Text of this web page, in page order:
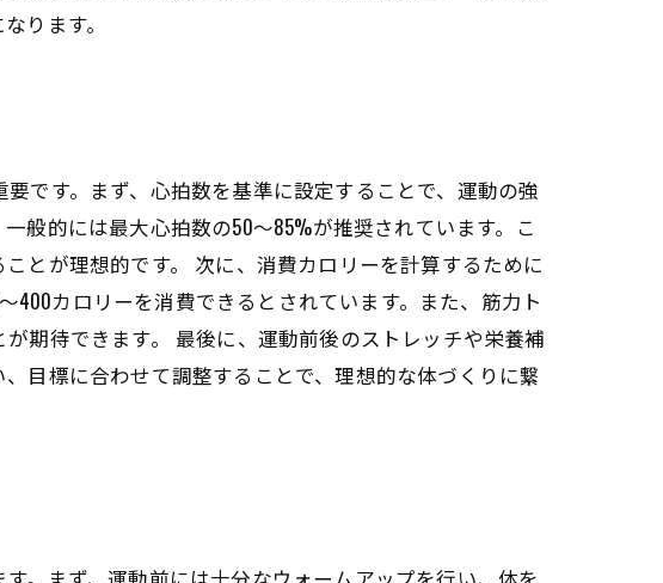
ります。
です。まず、心拍数を基準に設定することで、運動の強
般的には最大心拍数の50〜85%が推奨されています。こ
とが理想的です。 次に、消費カロリーを計算するために
カロリーを消費できるとされています。また、筋力ト
期待できます。 最後に、運動前後のストレッチや栄養補
目標に合わせて調整することで、理想的な体づくりに繋